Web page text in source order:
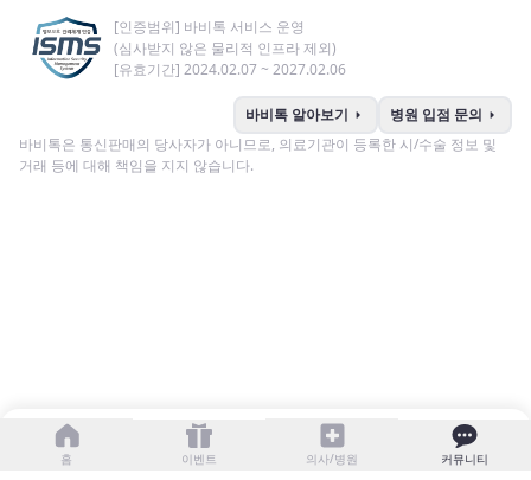
[인증범위] 바비톡 서비스 운영
(심사받지 않은 물리적 인프라 제외)
[유효기간] 2024.02.07 ~ 2027.02.06
바비톡 알아보기 arrow_right 병원 입점 문의 arrow_right
바비톡은 통신판매의 당사자가 아니므로, 의료기관이 등록한 시/수술 정보 및
거래 등에 대해 책임을 지지 않습니다.
홈 이벤트 의사/병원 커뮤니티